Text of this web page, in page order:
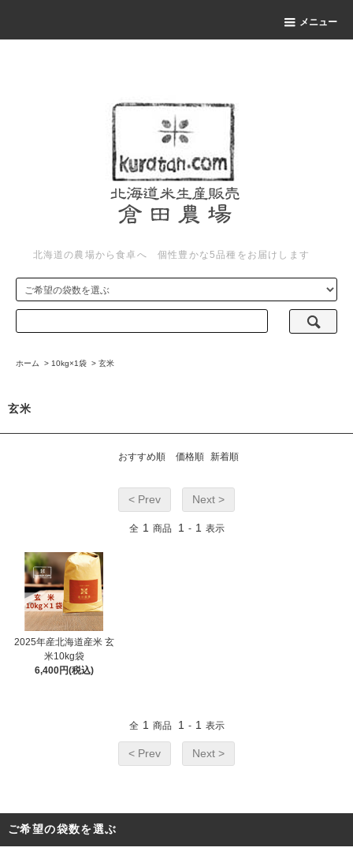
メニュー
北海道の農場から食卓へ 個性豊かな5品種をお届けします
ホーム > 10kg×1袋 > 玄米
玄米
おすすめ順 価格順 新着順
< Prev Next >
全 1 商品 1 - 1 表示
2025年産北海道産米 玄
米10kg袋
6,400円(税込)
全 1 商品 1 - 1 表示
< Prev Next >
ご希望の袋数を選ぶ